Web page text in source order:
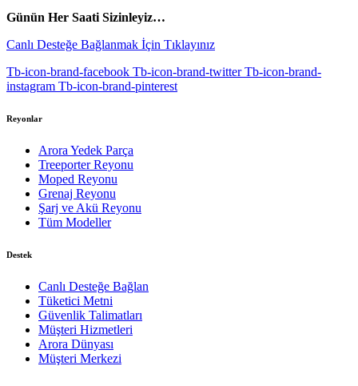
Günün Her Saati Sizinleyiz…
Canlı Desteğe Bağlanmak İçin Tıklayınız
Tb-icon-brand-facebook Tb-icon-brand-twitter Tb-icon-brand-
instagram Tb-icon-brand-pinterest
Reyonlar
Arora Yedek Parça
Treeporter Reyonu
Moped Reyonu
Grenaj Reyonu
Şarj ve Akü Reyonu
Tüm Modeller
Destek
Canlı Desteğe Bağlan
Tüketici Metni
Güvenlik Talimatları
Müşteri Hizmetleri
Arora Dünyası
Müşteri Merkezi